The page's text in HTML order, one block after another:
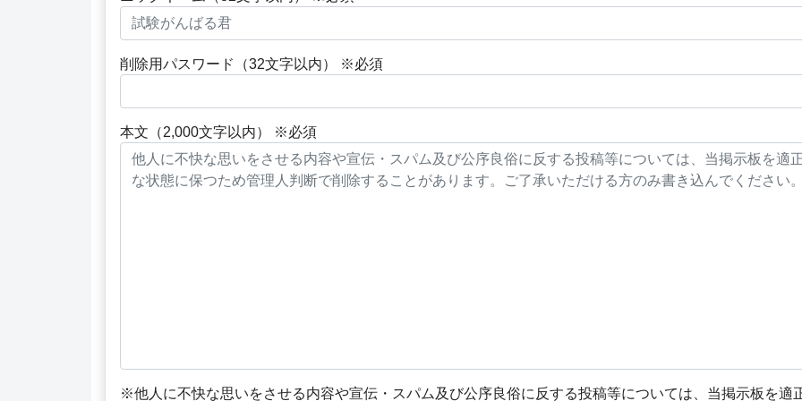
削除用パスワード（32文字以内） ※必須
本文（2,000文字以内） ※必須
※他人に不快な思いをさせる内容や宣伝・スパム及び公序良俗に反する投稿等については、当掲示板を適